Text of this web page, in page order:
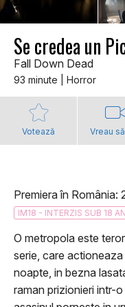
Se credea un
Fall Down Dead
93 minute | Horror
Votează Vreau
Premiera în România:
IM18 - INTERZIS SUB 18
O metropola este
serie, care
noapte, in bezna
raman prizionieri intr-